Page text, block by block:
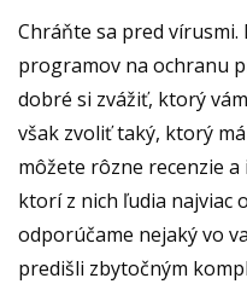
Chráňte sa pred
programov na ochranu
dobré si zvážiť, ktorý
však zvoliť taký, ktorý
môžete rôzne recenzie
ktorí z nich ľudia najviac
odporúčame nejaký vo
predišli zbytočným